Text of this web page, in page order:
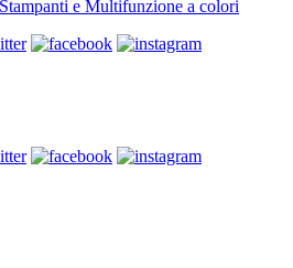
e Multifunzione a colori